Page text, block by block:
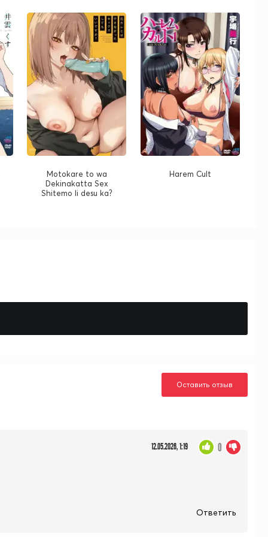
Motokare to wa
Dekinakatta Sex
Shitemo Ii desu ka?
Harem Cult
Оставить отзыв
12.05.2026, 1:19 0
Ответить